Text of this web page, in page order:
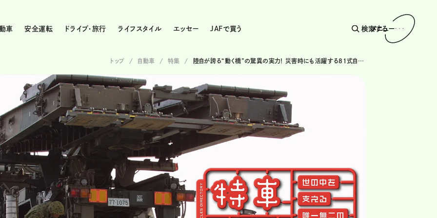
車 安全運転 ドライブ・旅行 ライフスタイル エッセー JAFで買う 検索する
メニュー
トップ 自動車 特集 陸自が誇る“動く橋”の驚異の実力！ 災害時にも活躍する81式自走架柱橋『アトラス』とは？